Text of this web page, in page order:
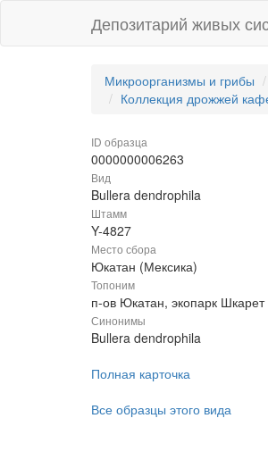
Депозитарий живых
Микроорганизмы и грибы
Коллекция дрожжей
ID образца
0000000006263
Вид
Bullera dendrophila
Штамм
Y-4827
Место сбора
Юкатан (Мексика)
Топоним
п-ов Юкатан, экопарк Шкарет
Синонимы
Bullera dendrophila
Полная карточка
Все образцы этого вида